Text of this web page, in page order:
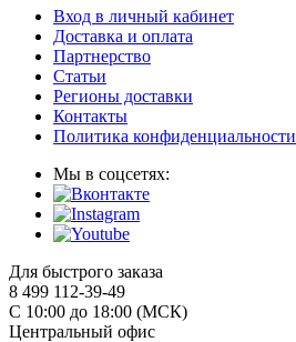
Вход в личный кабинет
Доставка и оплата
Партнерство
Статьи
Регионы доставки
Контакты
Политика конфиденциальности
Мы в соцсетях:
Для быстрого заказа
8 499 112-39-49
С 10:00 до 18:00 (МСК)
Центральный офис